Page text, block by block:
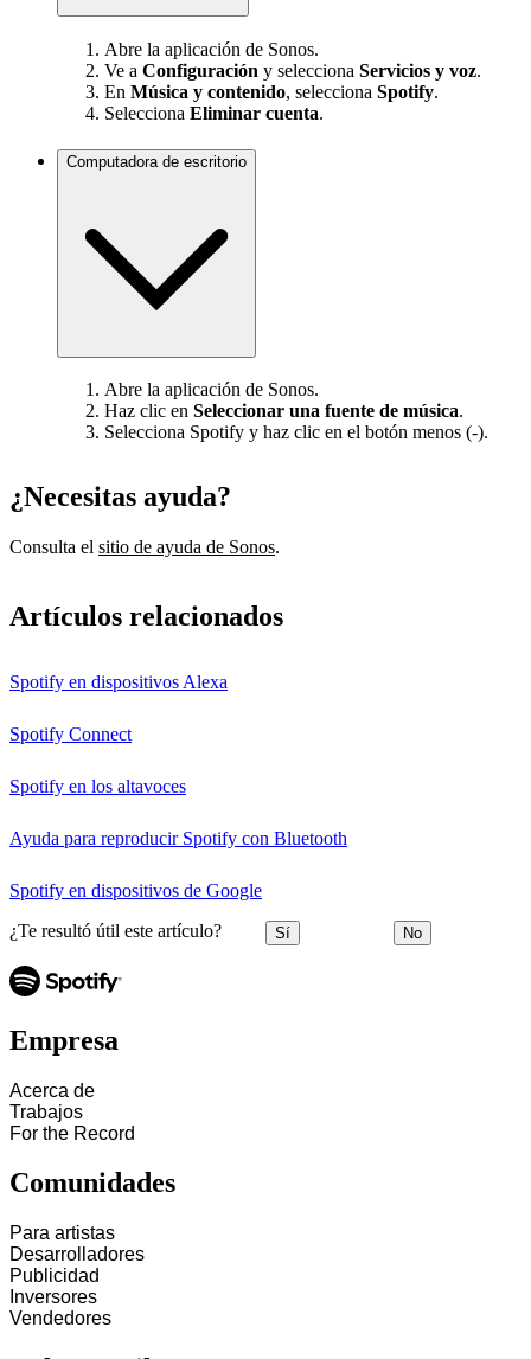
Abre la aplicación de Sonos.
Ve a Configuración y selecciona Servicios y voz.
En Música y contenido, selecciona Spotify.
Selecciona Eliminar cuenta.
Computadora de escritorio
Abre la aplicación de Sonos.
Haz clic en Seleccionar una fuente de música.
Selecciona Spotify y haz clic en el botón menos (-).
¿Necesitas ayuda?
Consulta el sitio de ayuda de Sonos.
Artículos relacionados
Spotify en dispositivos Alexa
Spotify Connect
Spotify en los altavoces
Ayuda para reproducir Spotify con Bluetooth
Spotify en dispositivos de Google
¿Te resultó útil este artículo? Sí No
Empresa
Acerca de
Trabajos
For the Record
Comunidades
Para artistas
Desarrolladores
Publicidad
Inversores
Vendedores